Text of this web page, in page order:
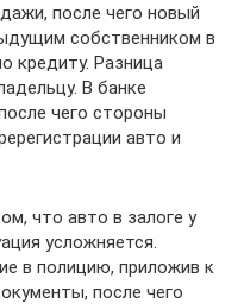
после чего новый
собственником в
кредиту. Разница
В банке
чего стороны
авто и
что авто в залоге у
усложняется.
в полицию, приложив к
после чего